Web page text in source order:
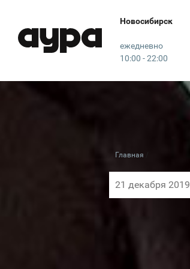
Аура
Новосибирск
ежедневно
10:00 - 22:00
21 декабря 2019
Главная